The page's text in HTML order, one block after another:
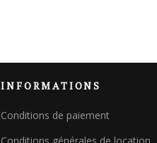
INFORMATIONS
Conditions de paiement